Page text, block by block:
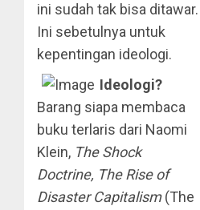
ini sudah tak bisa ditawar.
Ini sebetulnya untuk
kepentingan ideologi.
Ideologi?
Barang siapa membaca
buku terlaris dari Naomi
Klein, The Shock
Doctrine, The Rise of
Disaster Capitalism(The